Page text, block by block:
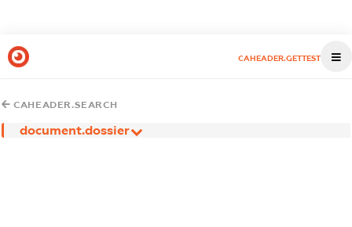
CAHEADER.GETTEST
CAHEADER.SEARCH
document.dossier